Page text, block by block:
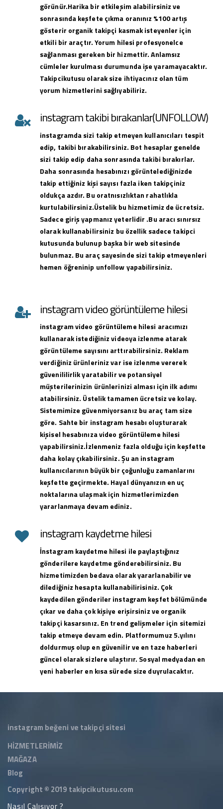
görünür.Harika bir etkileşim alabilirsiniz ve
sonrasında keşfete çıkma oranınız %100 artış
gösterir organik takipçi kasmak isteyenler için
etkili bir araçtır. Yorum hilesi profesyonelce
sağlanması gereken bir hizmettir. Anlamsız
cümleler kurulması durumunda işe yaramayacaktır.
Takipcikutusu olarak size ihtiyacınız olan tüm
yorum hizmetlerini sağlıyabiliriz.
instagram takibi bırakanlar(UNFOLLOW)
instagramda sizi takip etmeyen kullanıcıları tespit
edip, takibi bırakabilirsiniz. Bot hesaplar genelde
sizi takip edip daha sonrasında takibi bırakırlar.
Daha sonrasında hesabınızı görüntelediğinizde
takip ettiğiniz kişi sayısı fazla iken takipçiniz
oldukça azdır. Bu oratnısızlıktan rahatlıkla
kurtulabilirsiniz.Üstelik bu hizmetimiz de ücretsiz.
Sadece giriş yapmanız yeterlidir .Bu aracı sınırsız
olarak kullanabilirsiniz bu özellik sadece takipci
kutusunda bulunup başka bir web sitesinde
bulunmaz. Bu araç sayesinde sizi takip etmeyenleri
hemen öğreninip unfollow yapabilirsiniz.
instagram video görüntüleme hilesi
instagramvideo görüntüleme hilesi aracımızı
kullanarak istediğiniz videoya izlenme atarak
görüntüleme sayısını arttırabilirsiniz. Reklam
verdiğiniz ürünleriniz var ise izlenme vererek
güvenililirlik yaratabilir ve potansiyel
müşterilerinizin ürünlerinizi alması için ilk adımı
atabilirsiniz. Üstelik tamamen ücretsiz ve kolay.
Sistemimize güvenmiyorsanız bu araç tam size
göre. Sahte bir instagram hesabı oluşturarak
kişisel hesabınıza video görüntüleme hilesi
yapabilirsiniz.İzlenmeniz fazla olduğu için keşfette
daha kolay çıkabilirsiniz. Şu an instagram
kullanıcılarının büyük bir çoğunluğu zamanlarını
keşfette geçirmekte. Hayal dünyanızın en uç
noktalarına ulaşmak için hizmetlerimizden
yararlanmaya devam ediniz.
instagram kaydetme hilesi
İnstagram kaydetme hilesi ile paylaştığınız
gönderilere kaydetme gönderebilirsiniz. Bu
hizmetimizden bedava olarak yararlanabilir ve
dilediğiniz hesapta kullanabilirisiniz. Çok
kaydedilen gönderiler instagram keşfet bölümünde
çıkar ve daha çok kişiye erişirsiniz ve organik
takipçi kasarsınız. En trend gelişmeler için sitemizi
takip etmeye devam edin. Platformumuz 5.yılını
doldurmuş olup en güvenilir ve en taze haberleri
güncel olarak sizlere ulaştırır. Sosyal medyadan en
yeni haberler en kısa sürede size duyrulacaktır.
instagram beğeni ve takipçi sitesi
HİZMETLERİMİZ
MAĞAZA
Blog
Copyright © 2019 takipcikutusu.com
Nasıl Çalışıyor ?